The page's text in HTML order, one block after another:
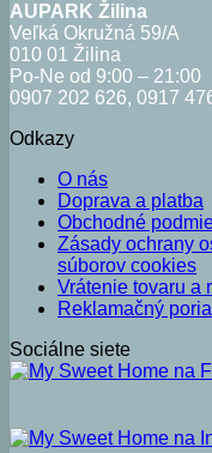
AUPARK Žilina
Veľká Okružná 59/A
010 01 Žilina
Po-Ne od 9:00 – 21:00
0907 202 626, 0917
Odkazy
O nás
Doprava a platba
Obchodné
Zásady ochrany
súborov cookies
Vrátenie tovaru a
Reklamačný
Sociálne siete